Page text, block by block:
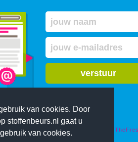
van cookies. Door
stoffenbeurs.nl gaat u
van cookies.
verstuur
2026 De Stoffenbeurs - Ontwerp: